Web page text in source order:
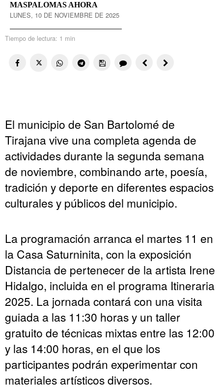
MASPALOMAS AHORA
LUNES, 10 DE NOVIEMBRE DE 2025
Tiempo de lectura: 1 min
El municipio de San Bartolomé de
Tirajana vive una completa agenda de
actividades durante la segunda semana
de noviembre, combinando arte, poesía,
tradición y deporte en diferentes espacios
culturales y públicos del municipio.
La programación arranca el martes 11 en
la Casa Saturninita, con la exposición
Distancia de pertenecer de la artista Irene
Hidalgo, incluida en el programa Itineraria
2025. La jornada contará con una visita
guiada a las 11:30 horas y un taller
gratuito de técnicas mixtas entre las 12:00
y las 14:00 horas, en el que los
participantes podrán experimentar con
materiales artísticos diversos.